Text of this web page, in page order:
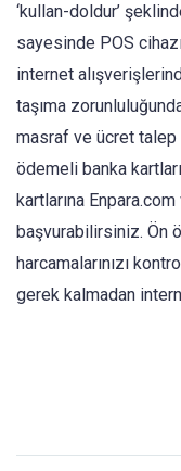
‘kullan-doldur’
sayesinde POS
internet
taşıma
masraf ve ücret
ödemeli banka
kartlarına
başvurabilirsiniz. Ön
harcamalarınızı
gerek kalmadan